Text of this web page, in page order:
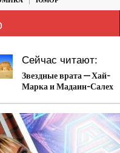
Сейчас читают:
Звездные врата — Хай-
Марка и Мадаин-Салех